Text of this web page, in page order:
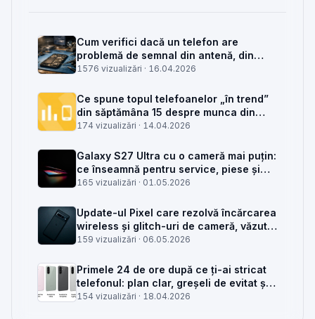
Cum verifici dacă un telefon are
problemă de semnal din antenă, din
placa de bază sau din rețea
1576 vizualizări · 16.04.2026
Ce spune topul telefoanelor „în trend”
din săptămâna 15 despre munca din
service GSM
174 vizualizări · 14.04.2026
Galaxy S27 Ultra cu o cameră mai puțin:
ce înseamnă pentru service, piese și
client
165 vizualizări · 01.05.2026
Update-ul Pixel care rezolvă încărcarea
wireless și glitch-uri de cameră, văzut
din service
159 vizualizări · 06.05.2026
Primele 24 de ore după ce ți-ai stricat
telefonul: plan clar, greșeli de evitat și
când mai merită reparat
154 vizualizări · 18.04.2026